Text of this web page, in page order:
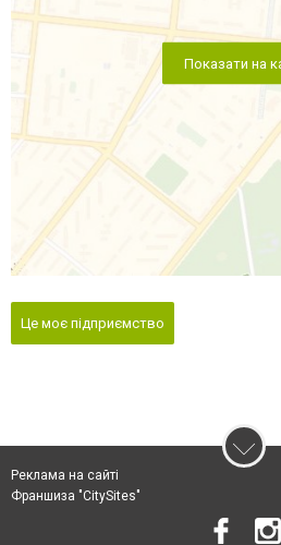
Показати на
Це моє підприємство
Реклама на сайті
Франшиза "CitySites"